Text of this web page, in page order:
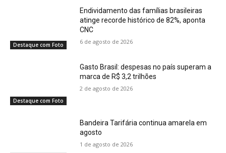
Destaque com Foto
Endividamento das famílias brasileiras
atinge recorde histórico de 82%, aponta
CNC
6 de agosto de 2026
Destaque com Foto
Gasto Brasil: despesas no país superam a
marca de R$ 3,2 trilhões
2 de agosto de 2026
Bandeira Tarifária continua amarela em
agosto
1 de agosto de 2026